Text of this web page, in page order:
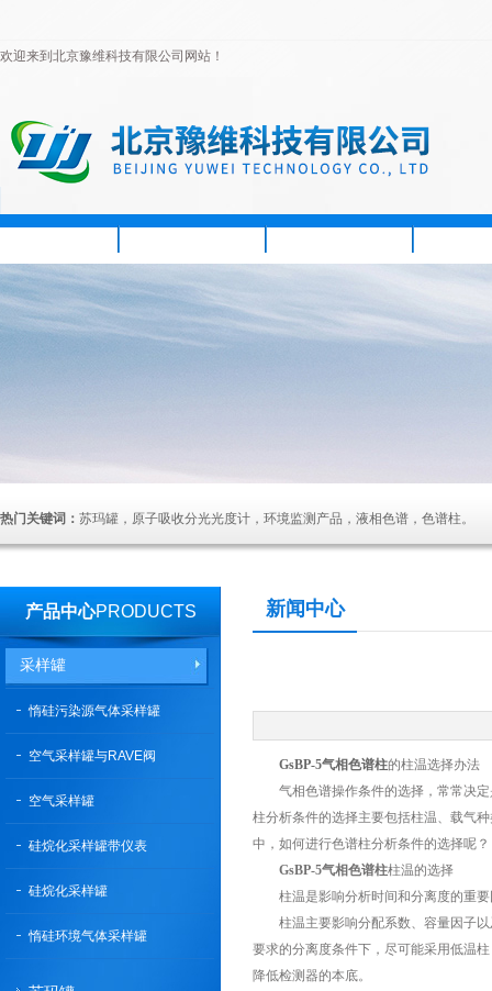
欢迎来到北京豫维科技有限公司网站！
热门关键词： 苏玛罐，原子吸收分光光度计，环境监测产品，液相色谱，色谱柱。
产品中心PRODUCTS
采样罐
惰硅污染源气体采样罐
空气采样罐与RAVE阀
空气采样罐
硅烷化采样罐带仪表
硅烷化采样罐
惰硅环境气体采样罐
新闻中心
GsBP-5气相色谱柱的柱温选择办法
气相色谱操作条件的选择，常常决定
柱分析条件的选择主要包括柱温、载气
中，如何进行色谱柱分析条件的选择呢？
GsBP-5气相色谱柱柱温的选择
柱温是影响分析时间和分离度的重要
柱温主要影响分配系数、容量因子以
要求的分离度条件下，尽可能采用低温
降低检测器的本底。